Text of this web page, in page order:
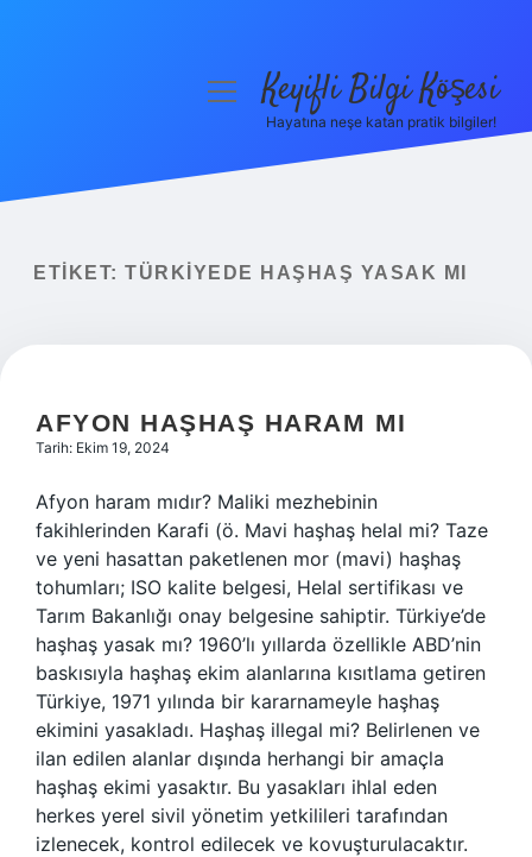
Yasal Uyarı
menüyüKeyifli Bilgi Köşesi
Hayatına neşe katan pratik bilgiler!
ETIKET: TÜRKIYEDE HAŞHAŞ YASAK MI
AFYON HAŞHAŞ HARAM MI
Tarih: Ekim 19, 2024
Afyon haram mıdır? Maliki mezhebinin
fakihlerinden Karafi (ö. Mavi haşhaş helal mi? Taze
ve yeni hasattan paketlenen mor (mavi) haşhaş
tohumları; ISO kalite belgesi, Helal sertifikası ve
Tarım Bakanlığı onay belgesine sahiptir. Türkiye’de
haşhaş yasak mı? 1960’lı yıllarda özellikle ABD’nin
baskısıyla haşhaş ekim alanlarına kısıtlama getiren
Türkiye, 1971 yılında bir kararnameyle haşhaş
ekimini yasakladı. Haşhaş illegal mi? Belirlenen ve
ilan edilen alanlar dışında herhangi bir amaçla
haşhaş ekimi yasaktır. Bu yasakları ihlal eden
herkes yerel sivil yönetim yetkilileri tarafından
izlenecek, kontrol edilecek ve kovuşturulacaktır.